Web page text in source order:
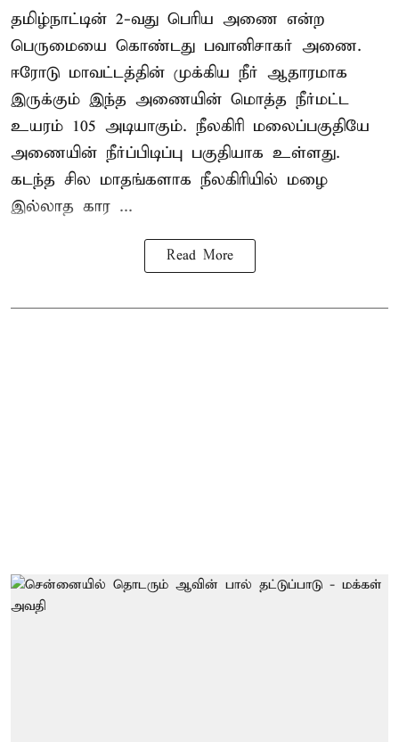
தமிழ்நாட்டின் 2-வது பெரிய அணை என்ற
பெருமையை கொண்டது பவானிசாகர் அணை.
ஈரோடு மாவட்டத்தின் முக்கிய நீர் ஆதாரமாக
இருக்கும் இந்த அணையின் மொத்த நீர்மட்ட
உயரம் 105 அடியாகும். நீலகிரி மலைப்பகுதியே
அணையின் நீர்ப்பிடிப்பு பகுதியாக உள்ளது.
கடந்த சில மாதங்களாக நீலகிரியில் மழை
இல்லாத கார ...
Read More